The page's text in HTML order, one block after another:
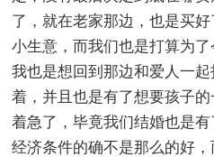
了，就在老家那边，也是买
小生意，而我们也是打算为了
我也是想回到那边和爱人一
着，并且也是有了想要孩子
着急了，毕竟我们结婚也是
经济条件的确不是那么的好